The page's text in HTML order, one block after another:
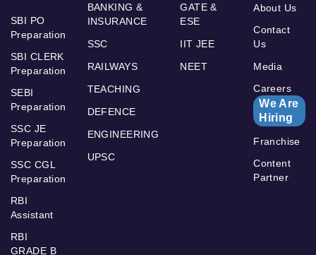
SBI PO
Preparation
SBI CLERK
Preparation
SEBI
Preparation
SSC JE
Preparation
SSC CGL
Preparation
RBI
Assistant
RBI
GRADE B
BANKING &
INSURANCE
SSC
RAILWAYS
TEACHING
DEFENCE
ENGINEERING
UPSC
GATE &
ESE
IIT JEE
NEET
About Us
Contact
Us
Media
Careers
We Are
Hiring
Franchise
Content
Partner